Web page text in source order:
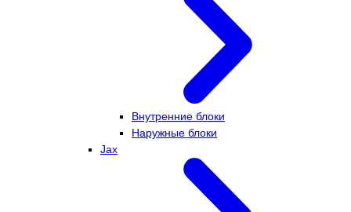
Внутренние блоки
Наружные блоки
Jax